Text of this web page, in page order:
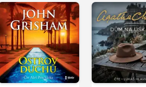
Přehrát
ukázku
Přehrát
ukázku